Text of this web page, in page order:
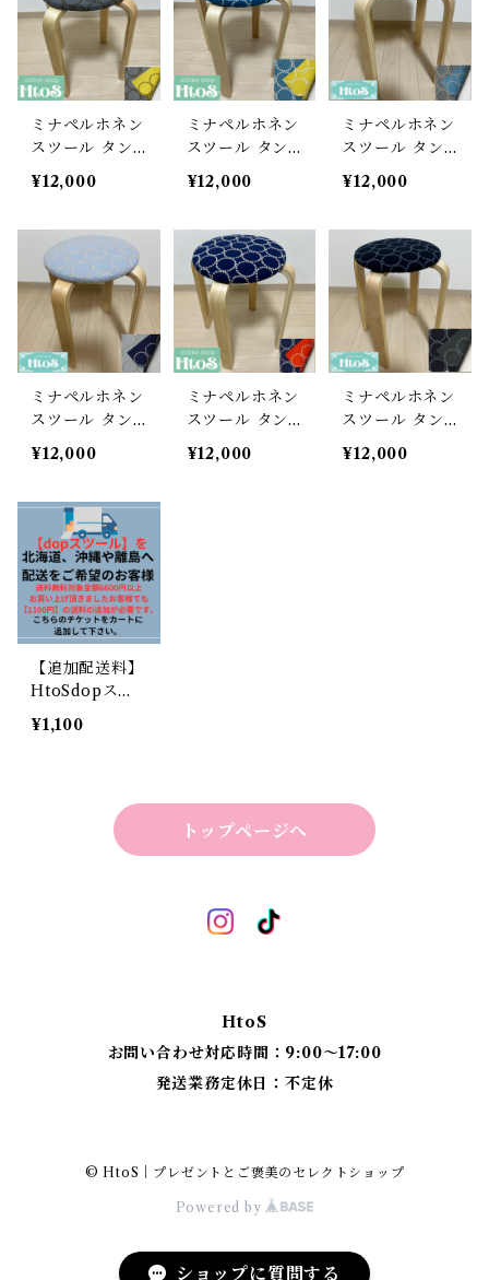
ミナペルホネン
スツール タン
バリン 丸椅子
【グレー/イエ
¥12,000
ミナペルホネン
スツール タン
バリン 丸椅子
【ブルー/イエ
¥12,000
ミナペルホネン
スツール タン
バリン 丸椅子
【グレー/ブル
¥12,000
ミナペルホネン
スツール タン
バリン 丸椅子
【ライトグレ
¥12,000
ミナペルホネン
スツール タン
バリン 丸椅子
【ネイビー/オ
¥12,000
ミナペルホネン
スツール タン
バリン 丸椅子
【旧インディ
¥12,000
【追加配送料】
HtoSdopスツ
ールをお買い上
げの北海道・沖
¥1,100
トップページへ
HtoS
お問い合わせ対応時間：9:00〜17:00
発送業務定休日：不定休
© HtoS｜プレゼントとご褒美のセレクトショップ
Powered by
ショップに質問する